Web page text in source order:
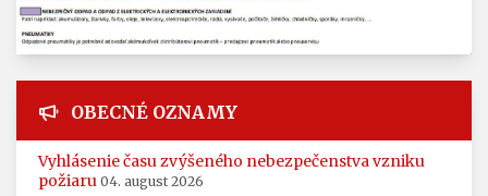
OBECNÉ OZNAMY
Vyhlásenie času zvýšeného nebezpečenstva vzniku
požiaru 04. august 2026